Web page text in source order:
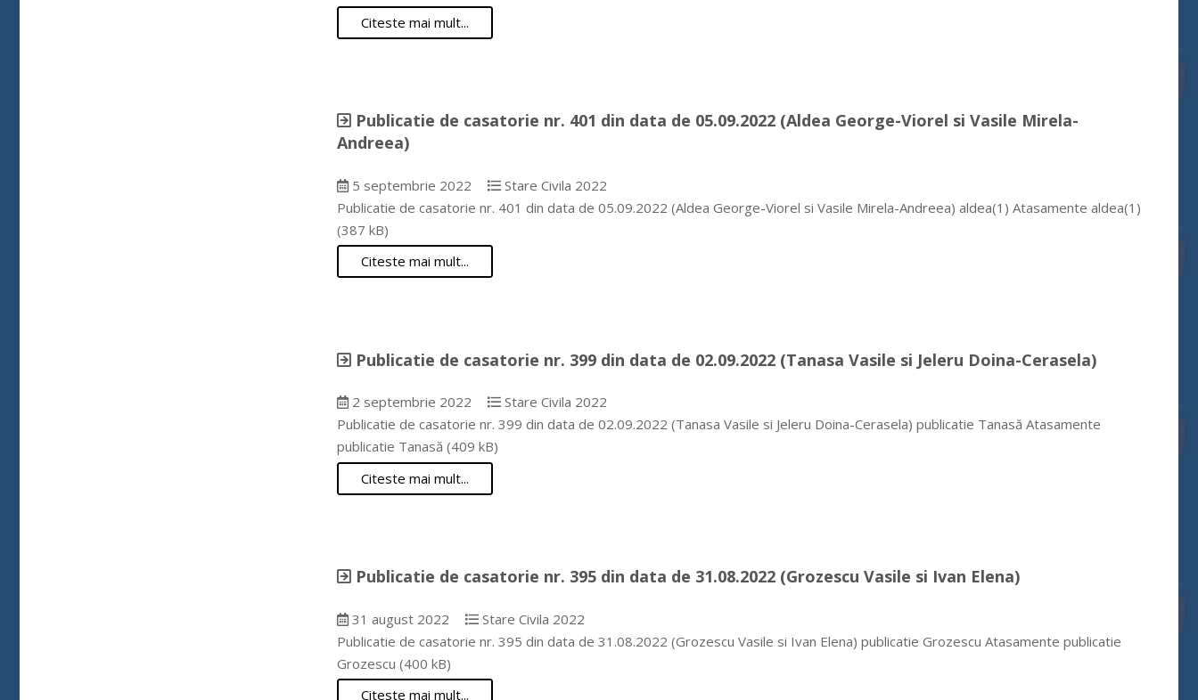
Citeste mai mult...
Publicatie de casatorie nr. 401 din data de 05.09.2022 (Aldea George-Viorel si Vasile Mirela-
Andreea)
5 septembrie 2022
Stare Civila 2022
Publicatie de casatorie nr. 401 din data de 05.09.2022 (Aldea George-Viorel si Vasile Mirela-Andreea) aldea(1) Atasamente aldea(1)
(387 kB)
Citeste mai mult...
Publicatie de casatorie nr. 399 din data de 02.09.2022 (Tanasa Vasile si Jeleru Doina-Cerasela)
2 septembrie 2022
Stare Civila 2022
Publicatie de casatorie nr. 399 din data de 02.09.2022 (Tanasa Vasile si Jeleru Doina-Cerasela) publicatie Tanasă Atasamente
publicatie Tanasă (409 kB)
Citeste mai mult...
Publicatie de casatorie nr. 395 din data de 31.08.2022 (Grozescu Vasile si Ivan Elena)
31 august 2022
Stare Civila 2022
Publicatie de casatorie nr. 395 din data de 31.08.2022 (Grozescu Vasile si Ivan Elena) publicatie Grozescu Atasamente publicatie
Grozescu (400 kB)
Citeste mai mult...